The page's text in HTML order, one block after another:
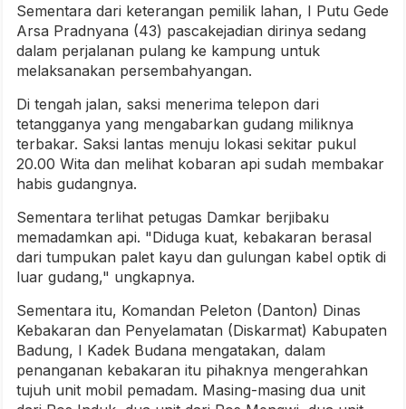
Sementara dari keterangan pemilik lahan, I Putu Gede
Arsa Pradnyana (43) pascakejadian dirinya sedang
dalam perjalanan pulang ke kampung untuk
melaksanakan persembahyangan.
Di tengah jalan, saksi menerima telepon dari
tetangganya yang mengabarkan gudang miliknya
terbakar. Saksi lantas menuju lokasi sekitar pukul
20.00 Wita dan melihat kobaran api sudah membakar
habis gudangnya.
Sementara terlihat petugas Damkar berjibaku
memadamkan api. "Diduga kuat, kebakaran berasal
dari tumpukan palet kayu dan gulungan kabel optik di
luar gudang," ungkapnya.
Sementara itu, Komandan Peleton (Danton) Dinas
Kebakaran dan Penyelamatan (Diskarmat) Kabupaten
Badung, I Kadek Budana mengatakan, dalam
penanganan kebakaran itu pihaknya mengerahkan
tujuh unit mobil pemadam. Masing-masing dua unit